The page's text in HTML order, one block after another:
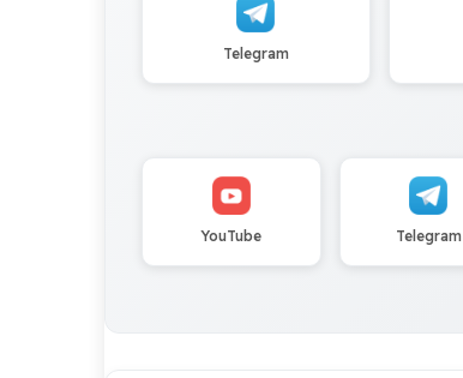
Telegram
Telegram
YouTube